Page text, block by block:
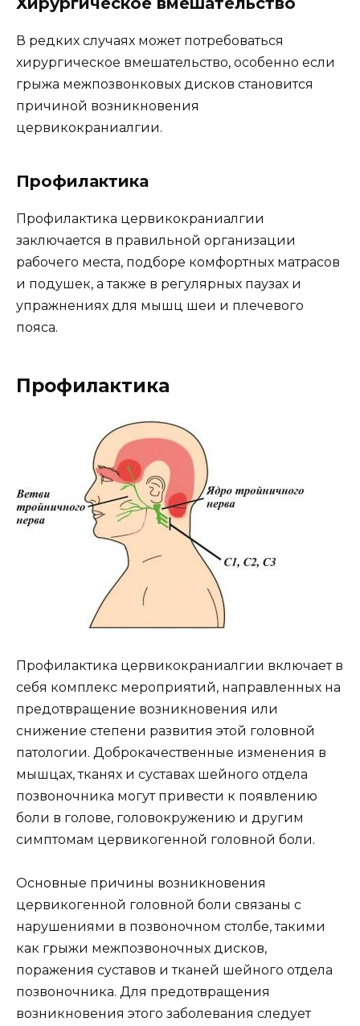
В редких случаях может потребоваться
хирургическое вмешательство, особенно если
грыжа межпозвонковых дисков становится
причиной возникновения
цервикокраниалгии.
Профилактика
Профилактика цервикокраниалгии
заключается в правильной организации
рабочего места, подборе комфортных матрасов
и подушек, а также в регулярных паузах и
упражнениях для мышц шеи и плечевого
пояса.
Профилактика
Профилактика цервикокраниалгии включает в
себя комплекс мероприятий, направленных на
предотвращение возникновения или
снижение степени развития этой головной
патологии. Доброкачественные изменения в
мышцах, тканях и суставах шейного отдела
позвоночника могут привести к появлению
боли в голове, головокружению и другим
симптомам цервикогенной головной боли.
Основные причины возникновения
цервикогенной головной боли связаны с
нарушениями в позвоночном столбе, такими
как грыжи межпозвоночных дисков,
поражения суставов и тканей шейного отдела
позвоночника. Для предотвращения
возникновения этого заболевания следует